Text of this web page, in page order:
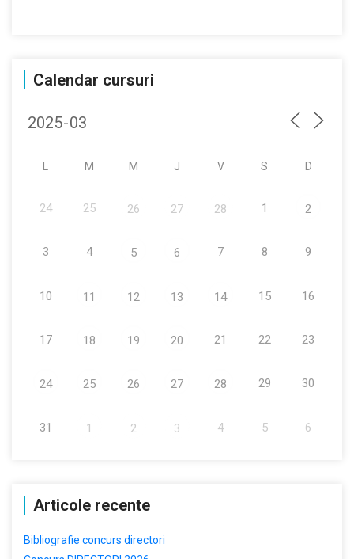
Calendar cursuri
M M J V S D
24 25 26 27 28 1 2
3 4 5 6 7 8 9
10 11 12 13 14 15 16
17 18 19 20 21 22 23
24 25 26 27 28 29 30
31 1 2 3 4 5 6
Articole recente
Bibliografie concurs directori